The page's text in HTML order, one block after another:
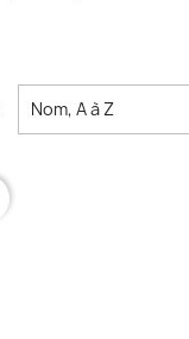
Nom, A à Z